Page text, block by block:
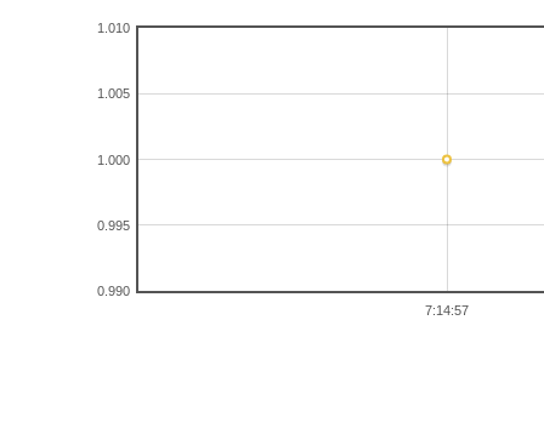
7:14:57
0.990
0.995
1.000
1.005
1.010